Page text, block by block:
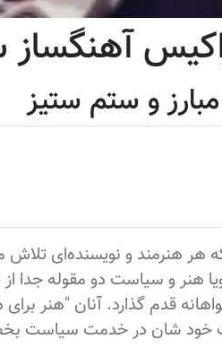
آهنگساز
و ستم ستیز
هر هنرمند و نویسنده‌ای تلاش
هنر و سیاست دو مقوله جدا از
قدم گذارد. آنان "هنر برای
خود شان در خدمت سیاست